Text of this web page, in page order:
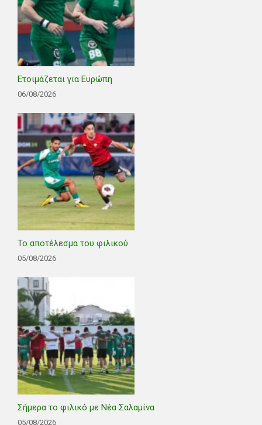
Ετοιμάζεται για Ευρώπη
06/08/2026
Το αποτέλεσμα του φιλικού
05/08/2026
Σήμερα το φιλικό με Νέα Σαλαμίνα
05/08/2026